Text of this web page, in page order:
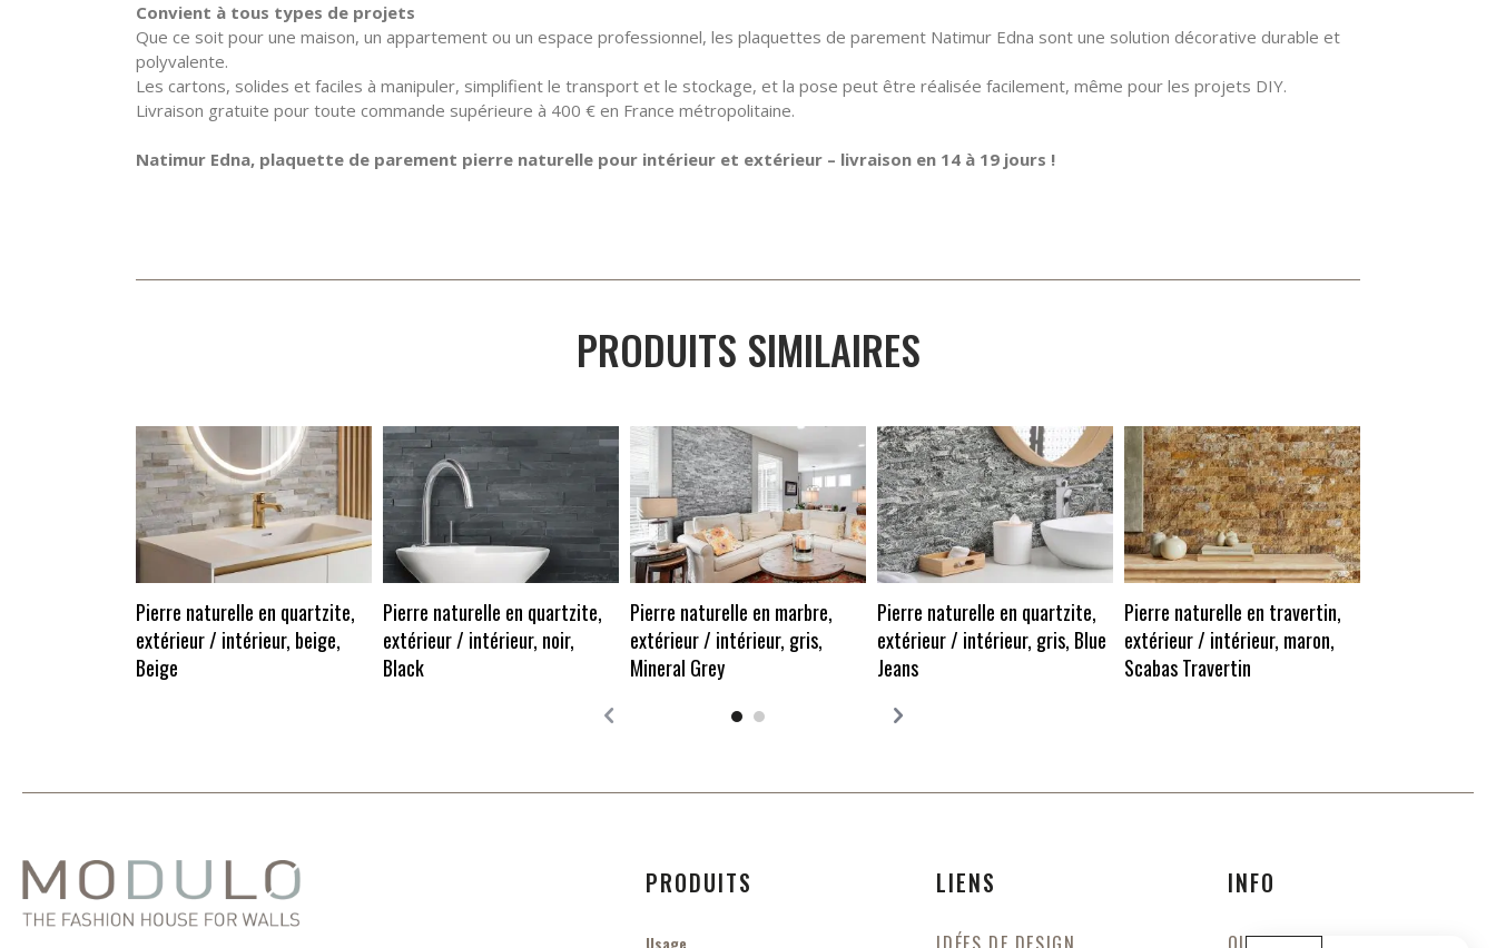
Convient à tous types de projets
Que ce soit pour une maison, un appartement ou un espace professionnel, les plaquettes de parement Natimur Edna sont une solution décorative durable et
polyvalente.
Les cartons, solides et faciles à manipuler, simplifient le transport et le stockage, et la pose peut être réalisée facilement, même pour les projets DIY.
Livraison gratuite pour toute commande supérieure à 400 € en France métropolitaine.
Natimur Edna, plaquette de parement pierre naturelle pour intérieur et extérieur – livraison en 14 à 19 jours !
PRODUITS SIMILAIRES
Pierre naturelle en quartzite,
extérieur / intérieur, beige,
Beige
Pierre naturelle en quartzite,
extérieur / intérieur, noir,
Black
Pierre naturelle en marbre,
extérieur / intérieur, gris,
Mineral Grey
Pierre naturelle en quartzite,
extérieur / intérieur, gris, Blue
Jeans
Pierre naturelle en travertin,
extérieur / intérieur, maron,
Scabas Travertin
PRODUITS
Usage
LIENS INFO